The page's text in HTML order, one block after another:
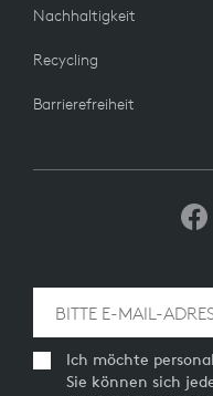
Nachhaltigkeit
Recycling
Barrierefreiheit
Ich möchte
Sie können sich